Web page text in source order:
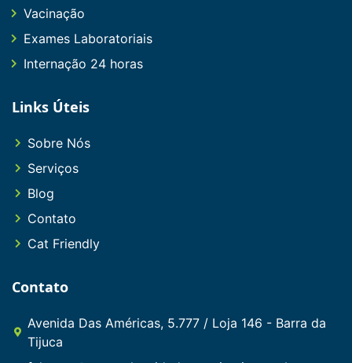
Vacinação
Exames Laboratoriais
Internação 24 horas
Links Úteis
Sobre Nós
Serviços
Blog
Contato
Cat Friendly
Contato
Avenida Das Américas, 5.777 / Loja 146 - Barra da
Tijuca